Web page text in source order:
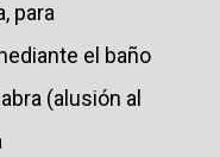
para
el baño
(alusión al